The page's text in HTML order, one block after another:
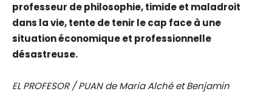
professeur de philosophie, timide et maladroit
dans la vie, tente de tenir le cap face à une
situation économique et professionnelle
désastreuse.
EL PROFESOR / PUAN de Maria Alché et Benjamin